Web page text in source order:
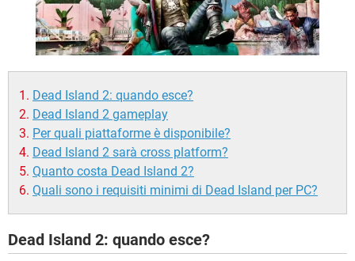
Dead Island 2: quando esce?
Dead Island 2 gameplay
Per quali piattaforme è disponibile?
Dead Island 2 sarà cross platform?
Quanto costa Dead Island 2?
Quali sono i requisiti minimi di Dead Island per PC?
Dead Island 2: quando esce?